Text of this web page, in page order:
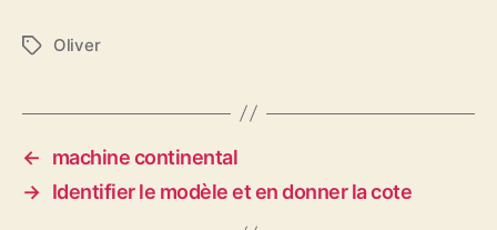
Étiquettes
Oliver
←
machine continental
→ Identifier le modèle et en donner la cote